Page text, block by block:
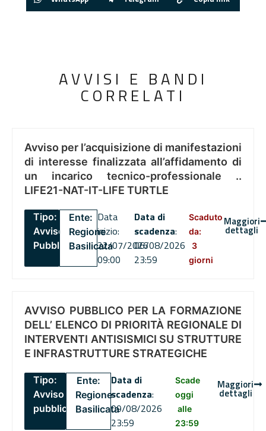
AVVISI E BANDI
CORRELATI
Avviso per l’acquisizione di manifestazioni
di interesse finalizzata all’affidamento di
un incarico tecnico-professionale ..
LIFE21-NAT-IT-LIFE TURTLE
Tipo:
Avviso
Pubblico
Ente:
Regione
Basilicata
Data
inizio:
22/07/2026
09:00
Data di
scadenza:
06/08/2026
23:59
Scaduto
da:
3
giorni
Maggiori
dettagli
AVVISO PUBBLICO PER LA FORMAZIONE
DELL’ ELENCO DI PRIORITÀ REGIONALE DI
INTERVENTI ANTISISMICI SU STRUTTURE
E INFRASTRUTTURE STRATEGICHE
Tipo:
Avviso
pubblico
Ente:
Regione
Basilicata
Data di
scadenza:
09/08/2026
23:59
Scade
oggi
alle
23:59
Maggiori
dettagli